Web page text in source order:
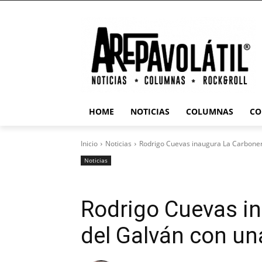
HOME NOTICIAS COLUMNAS
Inicio Noticias Rodrigo Cuevas inaugura La
Noticias
Rodrigo Cuevas
del Galván con